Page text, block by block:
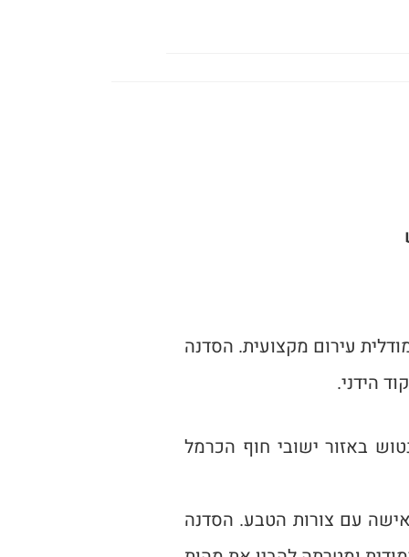
עירום מקצועית. הסדנה
הידני.
באזור ישובי חוף הכרמל
עם צורות הטבע. הסדנה